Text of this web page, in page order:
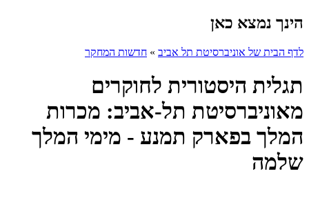
הינך נמצא כאן
לדף הבית של אוניברסיטת תל אביב » חדשות המחקר
תגלית היסטורית לחוקרים
מאוניברסיטת תל-אביב: מכרות
המלך בפארק תמנע - מימי המלך
שלמה